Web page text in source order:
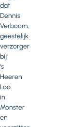
dat
Dennis
Verboom,
geestelijk
verzorger
bij
‘s
Heeren
Loo
in
Monster
en